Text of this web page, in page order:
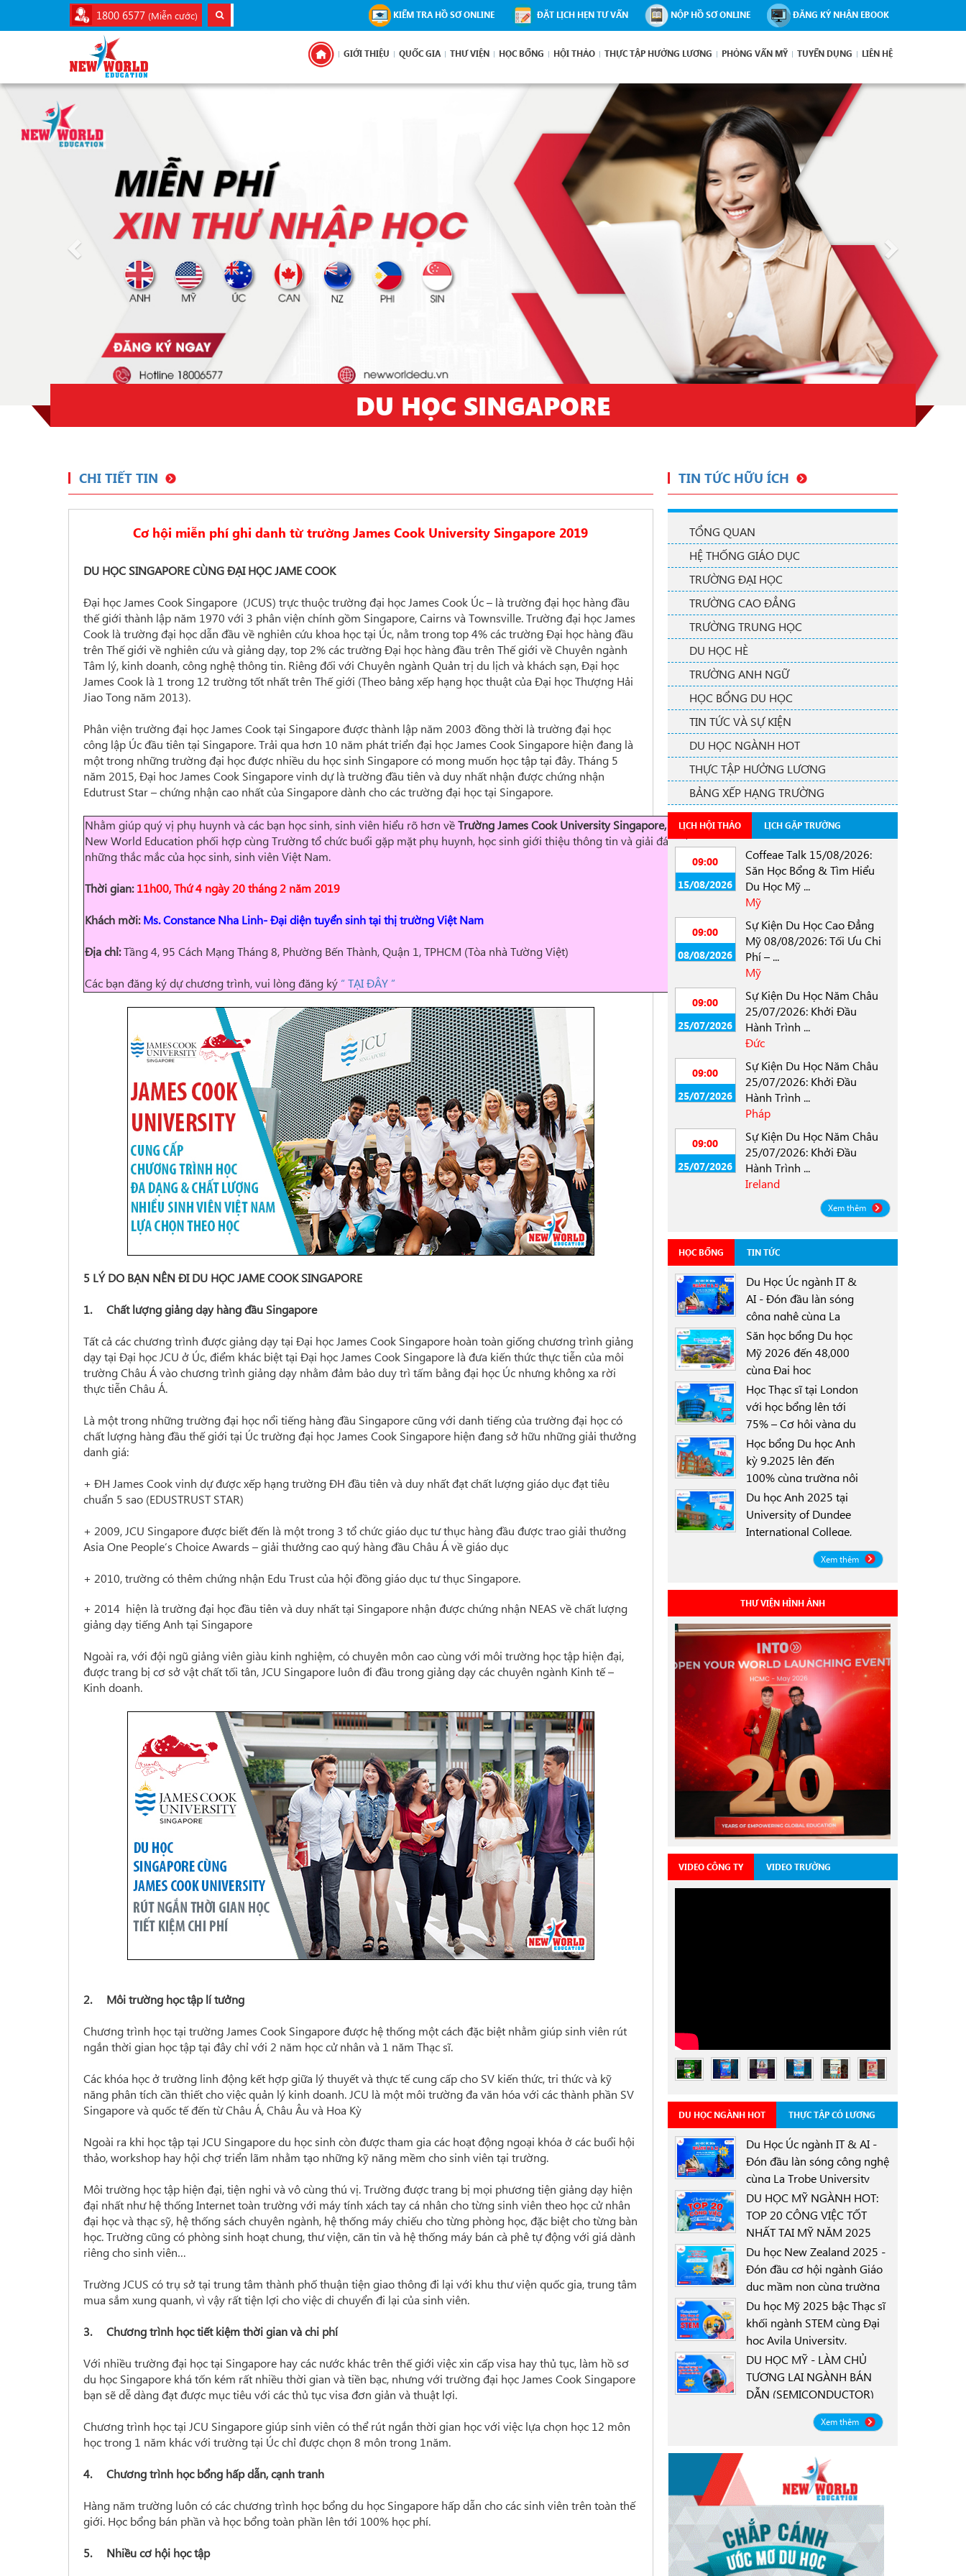
1800 6577 (Miễn cước) KIỂM TRA HỒ SƠ ONLINE ĐẶT LỊCH HẸN TƯ VẤN NỘP HỒ SƠ ONLINE ĐĂNG KÝ NHẬN EBOOK
GIỚI THIỆU QUỐC GIA THƯ VIỆN HỌC BỔNG HỘI THẢO THỰC TẬP HƯỞNG LƯƠNG PHỎNG VẤN MỸ TUYỂN DỤNG LIÊN HỆ
Previous Next
DU HỌC SINGAPORE
CHI TIẾT TIN
Cơ hội miễn phí ghi danh từ trường James Cook University Singapore 2019
DU HỌC SINGAPORE CÙNG ĐẠI HỌC JAME COOK
Đại học James Cook Singapore (JCUS) trực thuộc trường đại học James Cook Úc – là trường đại học hàng đầu
thế giới thành lập năm 1970 với 3 phân viện chính gồm Singapore, Cairns và Townsville. Trường đại học James
Cook là trường đại học dẫn đầu về nghiên cứu khoa học tại Úc, nằm trong top 4% các trường Đại học hàng đầu
trên Thế giới về nghiên cứu và giảng dạy, top 2% các trường Đại học hàng đầu trên Thế giới về Chuyên ngành
Tâm lý, kinh doanh, công nghệ thông tin. Riêng đối với Chuyên ngành Quản trị du lịch và khách sạn, Đại học
James Cook là 1 trong 12 trường tốt nhất trên Thế giới (Theo bảng xếp hạng học thuật của Đại học Thượng Hải
Jiao Tong năm 2013).
Phân viện trường đại học James Cook tại Singapore được thành lập năm 2003 đồng thời là trường đại học
công lập Úc đầu tiên tại Singapore. Trải qua hơn 10 năm phát triển đại học James Cook Singapore hiện đang là
một trong những trường đại học được nhiều du học sinh Singapore có mong muốn học tập tại đây. Tháng 5
năm 2015, Đại hoc James Cook Singapore vinh dự là trường đầu tiên và duy nhất nhận được chứng nhận
Edutrust Star – chứng nhận cao nhất của Singapore dành cho các trường đại học tại Singapore.
Nhằm giúp quý vị phụ huynh và các bạn học sinh, sinh viên hiểu rõ hơn vềTrườngJames Cook University Singapore,
New World Education phối hợp cùng Trường tổ chức buổi gặp mặt phụ huynh, học sinh giới thiệu thông tin và giải đáp
những thắc mắc của học sinh, sinh viên Việt Nam.
Thời gian:11h00, Thứ 4 ngày 20 tháng 2 năm 2019
Khách mời: Ms. Constance Nha Linh-Đại diện tuyển sinh tại thị trường Việt Nam
Địa chỉ:Tầng 4, 95 Cách Mạng Tháng 8, Phường Bến Thành, Quận 1, TPHCM (Tòa nhà Tường Việt)
Các bạn đăng ký dự chương trình, vui lòng đăng ký “ TẠI ĐÂY ”
5 LÝ DO BẠN NÊN ĐI DU HỌC JAME COOK SINGAPORE
1. Chất lượng giảng dạy hàng đầu Singapore
Tất cả các chương trình được giảng dạy tại Đại học James Cook Singapore hoàn toàn giống chương trình giảng
dạy tại Đại học JCU ở Úc, điểm khác biệt tại Đại học James Cook Singapore là đưa kiến thức thực tiễn của môi
trường Châu Á vào chương trình giảng dạy nhằm đảm bảo duy trì tấm bằng đại học Úc nhưng không xa rời
thực tiễn Châu Á.
Là một trong những trường đại học nổi tiếng hàng đầu Singapore cũng với danh tiếng của trường đại học có
chất lượng hàng đầu thế giới tại Úc trường đại học James Cook Singapore hiện đang sở hữu những giải thưởng
danh giá:
+ ĐH James Cook vinh dự được xếp hạng trường ĐH đầu tiên và duy nhất đạt chất lượng giáo dục đạt tiêu
chuẩn 5 sao (EDUSTRUST STAR)
+ 2009, JCU Singapore được biết đến là một trong 3 tổ chức giáo dục tư thục hàng đầu được trao giải thưởng
Asia One People’s Choice Awards – giải thưởng cao quý hàng đầu Châu Á về giáo dục
+ 2010, trường có thêm chứng nhận Edu Trust của hội đồng giáo dục tư thục Singapore.
+ 2014 hiện là trường đại học đầu tiên và duy nhất tại Singapore nhận được chứng nhận NEAS về chất lượng
giảng dạy tiếng Anh tại Singapore
Ngoài ra, với đội ngũ giảng viên giàu kinh nghiệm, có chuyên môn cao cùng với môi trường học tập hiện đại,
được trang bị cơ sở vật chất tối tân, JCU Singapore luôn đi đầu trong giảng dạy các chuyên ngành Kinh tế –
Kinh doanh.
2. Môi trường học tập lí tưởng
Chương trình học tại trường James Cook Singapore được hệ thống một cách đặc biệt nhằm giúp sinh viên rút
ngắn thời gian học tập tại đây chỉ với 2 năm học cử nhân và 1 năm Thạc sĩ.
Các khóa học ở trường linh động kết hợp giữa lý thuyết và thực tế cung cấp cho SV kiến thức, tri thức và kỹ
năng phân tích cần thiết cho việc quản lý kinh doanh. JCU là một môi trường đa văn hóa với các thành phần SV
Singapore và quốc tế đến từ Châu Á, Châu Âu và Hoa Kỳ
Ngoài ra khi học tập tại JCU Singapore du học sinh còn được tham gia các hoạt động ngoại khóa ở các buổi hội
thảo, workshop hay hội chợ triển lãm nhằm tạo những kỹ năng mềm cho sinh viên tại trường.
Môi trường học tập hiện đại, tiện nghi và vô cùng thú vị. Trường được trang bị mọi phương tiện giảng dạy hiện
đại nhất như hệ thống Internet toàn trường với máy tính xách tay cá nhân cho từng sinh viên theo học cử nhân
đại học và thạc sỹ, hệ thống sách chuyên ngành, hệ thống máy chiếu cho từng phòng học, đặc biệt cho từng bàn
học. Trường cũng có phòng sinh hoạt chung, thư viện, căn tin và hệ thống máy bán cà phê tự động với giá dành
riêng cho sinh viên…
Trường JCUS có trụ sở tại trung tâm thành phố thuận tiện giao thông đi lại với khu thư viện quốc gia, trung tâm
mua sắm xung quanh, vì vậy rất tiện lợi cho việc di chuyển đi lại của sinh viên.
3. Chương trình học tiết kiệm thời gian và chi phí
Với nhiều trường đại học tại Singapore hay các nước khác trên thế giới việc xin cấp visa hay thủ tục, làm hồ sơ
du học Singapore khá tốn kém rất nhiều thời gian và tiền bạc, nhưng với trường đại học James Cook Singapore
bạn sẽ dễ dàng đạt được mục tiêu với các thủ tục visa đơn giản và thuật lợi.
Chương trình học tại JCU Singapore giúp sinh viên có thể rút ngắn thời gian học với việc lựa chọn học 12 môn
học trong 1 năm khác với trường tại Úc chỉ được chọn 8 môn trong 1năm.
4. Chương trình học bổng hấp dẫn, cạnh tranh
Hàng năm trường luôn có các chương trình học bổng du học Singapore hấp dẫn cho các sinh viên trên toàn thế
giới. Học bổng bán phần và học bổng toàn phần lên tới 100% học phí.
5. Nhiều cơ hội học tập
TIN TỨC HỮU ÍCH
TỔNG QUAN
HỆ THỐNG GIÁO DỤC
TRƯỜNG ĐẠI HỌC
TRƯỜNG CAO ĐẲNG
TRƯỜNG TRUNG HỌC
DU HỌC HÈ
TRƯỜNG ANH NGỮ
HỌC BỔNG DU HỌC
TIN TỨC VÀ SỰ KIỆN
DU HỌC NGÀNH HOT
THỰC TẬP HƯỞNG LƯƠNG
BẢNG XẾP HẠNG TRƯỜNG
LỊCH HỘI THẢO LỊCH GẶP TRƯỜNG
09:00
15/08/2026
Coffeae Talk 15/08/2026:
Săn Học Bổng & Tìm Hiểu
Du Học Mỹ ...
Mỹ
09:00
08/08/2026
Sự Kiện Du Học Cao Đẳng
Mỹ 08/08/2026: Tối Ưu Chi
Phí – ...
Mỹ
09:00
25/07/2026
Sự Kiện Du Học Năm Châu
25/07/2026: Khởi Đầu
Hành Trình ...
Đức
09:00
25/07/2026
Sự Kiện Du Học Năm Châu
25/07/2026: Khởi Đầu
Hành Trình ...
Pháp
09:00
25/07/2026
Sự Kiện Du Học Năm Châu
25/07/2026: Khởi Đầu
Hành Trình ...
Ireland
Xem thêm
HỌC BỔNG TIN TỨC
Du Học Úc ngành IT &
AI - Đón đầu làn sóng
công nghệ cùng La
Trobe University
Sydney Campus với
học bổng 30%
Săn học bổng Du học
Mỹ 2026 đến 48,000
cùng Đại học
University of North
Texas (UNT)
Học Thạc sĩ tại London
với học bổng lên tới
75% – Cơ hội vàng du
học Anh 2025
Học bổng Du học Anh
kỳ 9.2025 lên đến
100% cùng trường nội
trú Worthgate School
Canterbury
Du học Anh 2025 tại
University of Dundee
International College,
Scotland ICD - Lộ trình
linh hoạt, học bổng
Xem thêm
THƯ VIỆN HÌNH ẢNH
VIDEO CÔNG TY VIDEO TRƯỜNG
DU HỌC NGÀNH HOT THỰC TẬP CÓ LƯƠNG
Du Học Úc ngành IT & AI -
Đón đầu làn sóng công nghệ
cùng La Trobe University
Sydney Campus với học
bổng 30%
0000-00-00
DU HỌC MỸ NGÀNH HOT:
TOP 20 CÔNG VIỆC TỐT
NHẤT TẠI MỸ NĂM 2025
Du học New Zealand 2025 -
Đón đầu cơ hội ngành Giáo
dục mầm non cùng trường
New Zealand Tertiary
College NZTC
Du học Mỹ 2025 bậc Thạc sĩ
khối ngành STEM cùng Đại
học Avila University,
Goodyear, Arizona
0000-00-00
DU HỌC MỸ - LÀM CHỦ
TƯƠNG LAI NGÀNH BÁN
DẪN (SEMICONDUCTOR)
CÙNG ĐẠI HỌC OREGON
STATE UNIVERSITY OSU
Xem thêm